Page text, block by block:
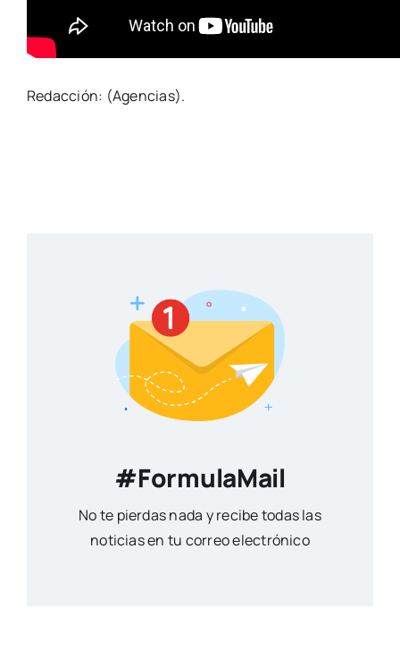
Redacción: (Agencias).
#FormulaMail
No te pierdas nada y recibe todas las
noticias en tu correo electrónico